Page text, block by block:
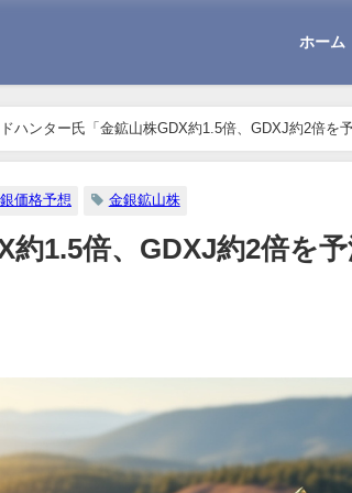
ホーム
ハンター氏「金鉱山株GDX約1.5倍、GDXJ約2倍を
価格予想 金銀鉱山株
1.5倍、GDXJ約2倍を